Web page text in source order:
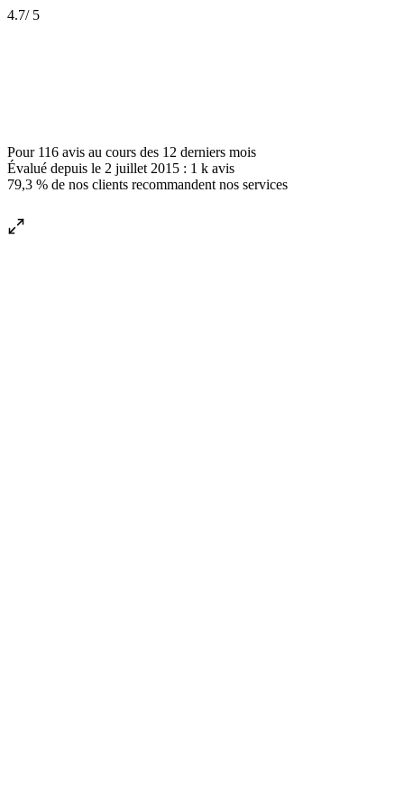
4.7/ 5
Pour 116 avis au cours des 12 derniers mois
Évalué depuis le 2 juillet 2015 : 1 k avis
79,3 % de nos clients recommandent nos services